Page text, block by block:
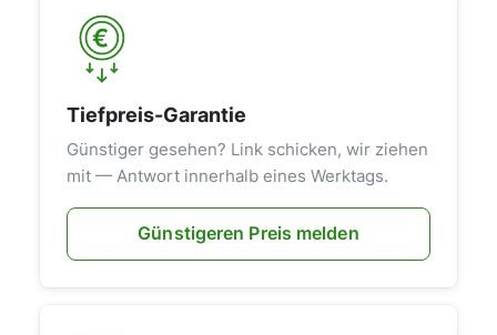
Tiefpreis-Garantie
Günstiger gesehen? Link schicken, wir ziehen
mit — Antwort innerhalb eines Werktags.
Günstigeren Preis melden